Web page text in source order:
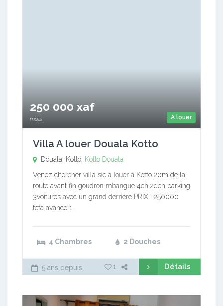
A louer
250 000 xaf
mois
Villa A louer Douala Kotto
Douala, Kotto, Kotto Douala
Venez chercher villa sic à louer à Kotto 20m de la
route avant fin goudron mbangue 4ch 2dch parking
3voitures avec un grand derrière PRIX : 250000
fcfa avance 1…
4 Chambres 2 Douches
5 ans depuis 1 Détails